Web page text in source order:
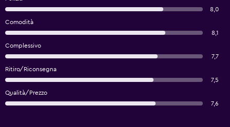
8,0
Comodità
8,1
Complessivo
7,7
Ritiro/Riconsegna
7,5
Qualità/Prezzo
7,6